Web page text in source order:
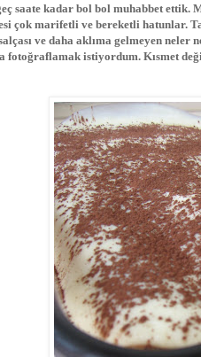
saate kadar bol bol muhabbet ettik.
çok marifetli ve bereketli hatunlar.
ve daha aklıma gelmeyen
fotoğraflamak istiyordum. Kısmet